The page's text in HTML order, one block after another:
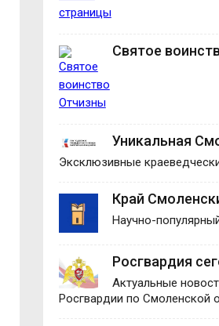
Святое
Уникальная
Эксклюзивные
Край
Научно-
Росгвардия
Актуальные
Росгвардии по Смоленской